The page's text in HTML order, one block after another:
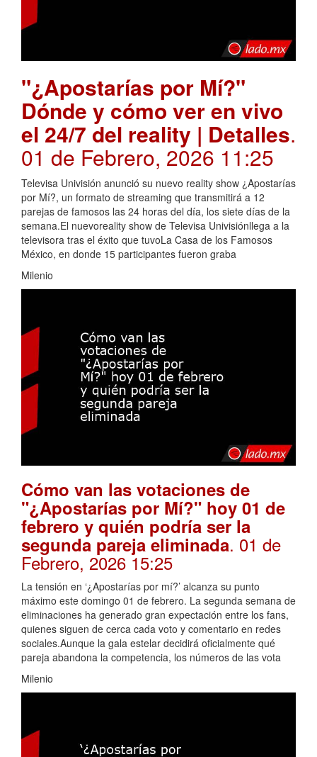
"¿Apostarías por Mí?"
Dónde y cómo ver en vivo
el 24/7 del reality | Detalles.
01 de Febrero, 2026 11:25
Televisa Univisión anunció su nuevo reality show ¿Apostarías
por Mí?, un formato de streaming que transmitirá a 12
parejas de famosos las 24 horas del día, los siete días de la
semana.El nuevoreality show de Televisa Univisiónllega a la
televisora tras el éxito que tuvoLa Casa de los Famosos
México, en donde 15 participantes fueron graba
Milenio
Cómo van las votaciones de
"¿Apostarías por Mí?" hoy 01 de
febrero y quién podría ser la
segunda pareja eliminada. 01 de
Febrero, 2026 15:25
La tensión en ‘¿Apostarías por mí?’ alcanza su punto
máximo este domingo 01 de febrero. La segunda semana de
eliminaciones ha generado gran expectación entre los fans,
quienes siguen de cerca cada voto y comentario en redes
sociales.Aunque la gala estelar decidirá oficialmente qué
pareja abandona la competencia, los números de las vota
Milenio